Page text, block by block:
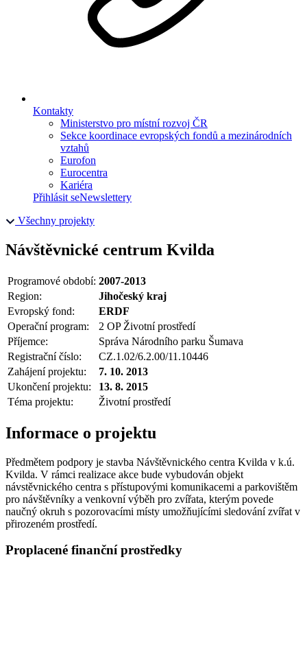
Kontakty
Ministerstvo pro místní rozvoj ČR
Sekce koordinace evropských fondů a mezinárodních
vztahů
Eurofon
Eurocentra
Kariéra
Přihlásit seNewslettery
Všechny projekty
Návštěvnické centrum Kvilda
Programové období: 2007-2013
Region:
Jihočeský kraj
Evropský fond:
ERDF
Operační program:
2 OP Životní prostředí
Příjemce:
Správa Národního parku Šumava
Registrační číslo:
CZ.1.02/6.2.00/11.10446
Zahájení projektu:
7. 10. 2013
Ukončení projektu:
13. 8. 2015
Téma projektu:
Životní prostředí
Informace o projektu
Předmětem podpory je stavba Návštěvnického centra Kvilda v k.ú.
Kvilda. V rámci realizace akce bude vybudován objekt
návstěvnického centra s přístupovými komunikacemi a parkovištěm
pro návštěvníky a venkovní výběh pro zvířata, kterým povede
naučný okruh s pozorovacími místy umožňujícími sledování zvířat v
přirozeném prostředí.
Proplacené finanční prostředky